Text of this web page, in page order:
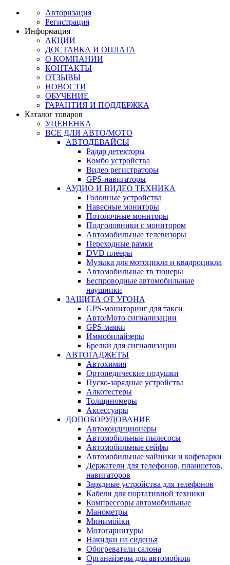
Авторизация
Регистрация
Информация
АКЦИИ
ДОСТАВКА И ОПЛАТА
О КОМПАНИИ
КОНТАКТЫ
ОТЗЫВЫ
НОВОСТИ
ОБУЧЕНИЕ
ГАРАНТИЯ И ПОДДЕРЖКА
Каталог товаров
УЦЕНЕНКА
ВСЕ ДЛЯ АВТО/МОТО
АВТОДЕВАЙСЫ
Радар детекторы
Комбо устройства
Видео регистраторы
GPS-навигаторы
АУДИО И ВИДЕО ТЕХНИКА
Головные устройства
Навесные мониторы
Потолочные мониторы
Подголовники с монитором
Автомобильные телевизоры
Переходные рамки
DVD плееры
Музыка для мотоцикла и квадроцикла
Автомобильные тв тюнеры
Беспроводные автомобильные
наушники
ЗАЩИТА ОТ УГОНА
GPS-мониторинг для такси
Авто/Мото сигнализации
GPS-маяки
Иммобилайзеры
Брелки для сигнализации
АВТОГАДЖЕТЫ
Автохимия
Ортопедические подушки
Пуско-зарядные устройства
Алкотестеры
Толщиномеры
Аксессуары
ДОПОБОРУДОВАНИЕ
Автокондиционеры
Автомобильные пылесосы
Автомобильные сейфы
Автомобильные чайники и кофеварки
Держатели для телефонов, планшетов,
навигаторов
Зарядные устройства для телефонов
Кабели для портативной техники
Компрессоры автомобильные
Манометры
Минимойки
Мотогарнитуры
Накидки на сиденья
Обогреватели салона
Органайзеры для автомобиля